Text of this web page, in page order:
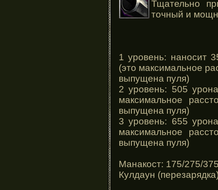
Тщательно
точный и
1 уровень: наносит
(это максимальное
выпущена пуля)
2 уровень: 505
максимальное
выпущена пуля)
3 уровень: 655
максимальное
выпущена пуля)
Манакост: 175/275/
Кулдаун